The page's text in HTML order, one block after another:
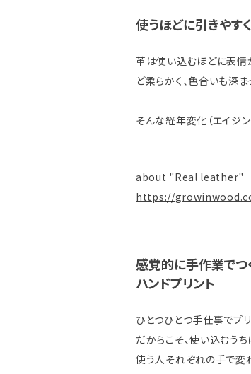
使うほどに引きやす
革は使い込むほどに表情
ど柔らかく、色合いも深
そんな経年変化（エイジ
about "Real leather"
https://
感覚的に手作業でつ
ハンドプリント
ひとつひとつ手仕事でプリ
だからこそ、使い込むう
使う人それぞれの手で変